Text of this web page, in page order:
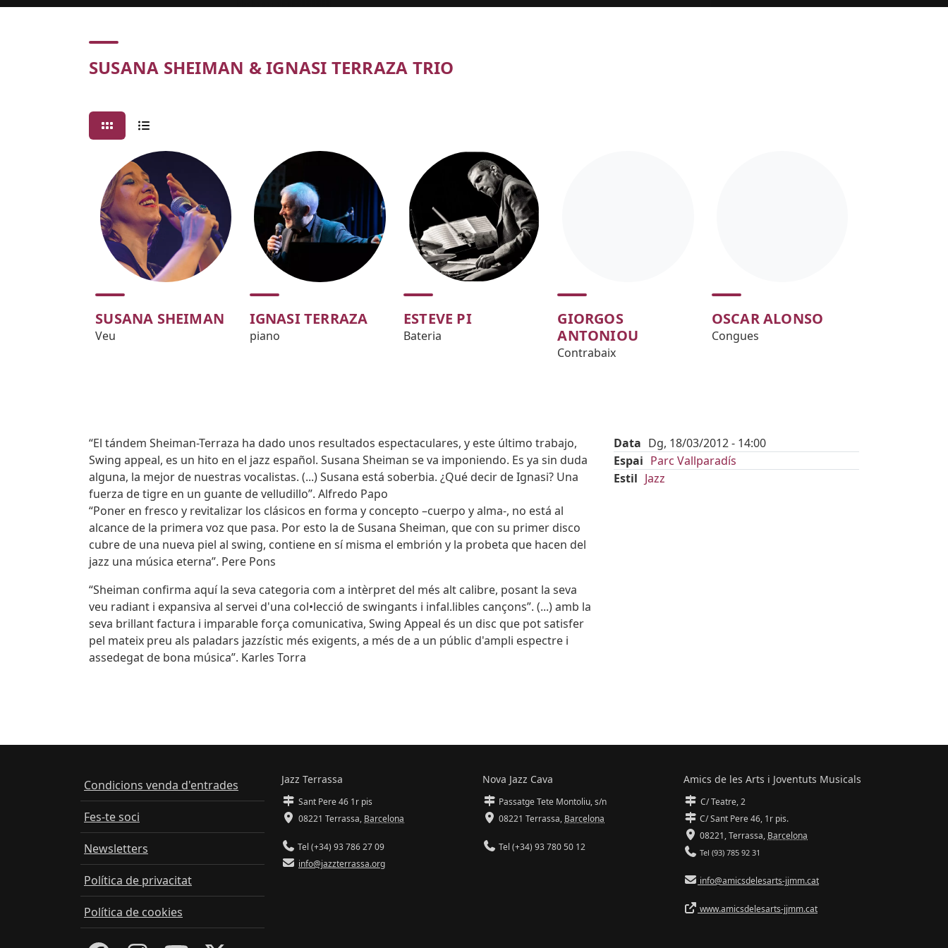
Concert
SUSANA SHEIMAN & IGNASI TERRAZA TRIO
SUSANA SHEIMAN
Veu
IGNASI TERRAZA
piano
ESTEVE PI
Bateria
GIORGOS
ANTONIOU
Contrabaix
OSCAR ALONSO
Congues
Body
“El tándem Sheiman-Terraza ha dado unos resultados espectaculares, y este último trabajo,
Swing appeal, es un hito en el jazz español. Susana Sheiman se va imponiendo. Es ya sin duda
alguna, la mejor de nuestras vocalistas. (...) Susana está soberbia. ¿Qué decir de Ignasi? Una
fuerza de tigre en un guante de velludillo”. Alfredo Papo
“Poner en fresco y revitalizar los clásicos en forma y concepto –cuerpo y alma-, no está al
alcance de la primera voz que pasa. Por esto la de Susana Sheiman, que con su primer disco
cubre de una nueva piel al swing, contiene en sí misma el embrión y la probeta que hacen del
jazz una música eterna”. Pere Pons
“Sheiman confirma aquí la seva categoria com a intèrpret del més alt calibre, posant la seva
veu radiant i expansiva al servei d'una col•lecció de swingants i infal.libles cançons”. (...) amb la
seva brillant factura i imparable força comunicativa, Swing Appeal és un disc que pot satisfer
pel mateix preu als paladars jazzístic més exigents, a més de a un públic d'ampli espectre i
assedegat de bona música”. Karles Torra
Data Dg, 18/03/2012 - 14:00
Espai Parc Vallparadís
Estil Jazz
Condicions venda d'entrades
Fes-te soci
Newsletters
Política de privacitat
Política de cookies
Jazz Terrassa
Sant Pere 46 1r pis
08221 Terrassa, Barcelona
Tel (+34) 93 786 27 09
info@jazzterrassa.org
Nova Jazz Cava
Passatge Tete Montoliu, s/n
08221 Terrassa, Barcelona
Tel (+34) 93 780 50 12
Amics de les Arts i Joventuts Musicals
C/ Teatre, 2
C/ Sant Pere 46, 1r pis.
08221,Terrassa, Barcelona
Tel (93) 785 92 31
info@amicsdelesarts-jjmm.cat
www.amicsdelesarts-jjmm.cat